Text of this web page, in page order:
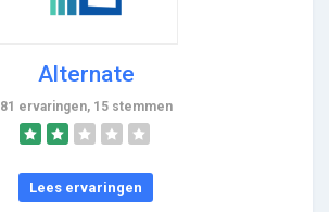
Alternate
81 ervaringen, 15 stemmen
Lees ervaringen